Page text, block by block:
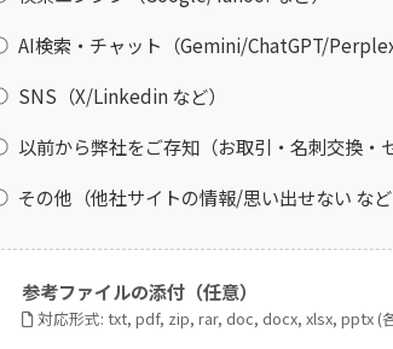
AI検索・チャット（Gemini/ChatGPT/
SNS（X/Linkedin など）
以前から弊社をご存知（お取引・名刺交換・
その他（他社サイトの情報/思い出せない など
参考ファイルの添付（任意）
対応形式: txt, pdf, zip, rar, doc, docx, xlsx, pptx (